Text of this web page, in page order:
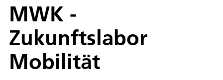
MWK -
Zukunftslabor
Mobilität